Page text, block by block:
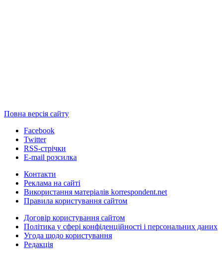
Повна версія сайту
Facebook
Twitter
RSS-стрічки
E-mail розсилка
Контакти
Реклама на сайті
Використання матеріалів korrespondent.net
Правила користування сайтом
Договір користування сайтом
Політика у сфері конфіденційності і персональних даних
Угода щодо користування
Редакція